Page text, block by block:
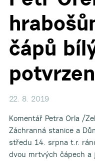
čápů
22. 8. 2019
Komentář Petra Orla /
Záchranná stanice a
středu 14. srpna t.r.
dvou mrtvých čápech a